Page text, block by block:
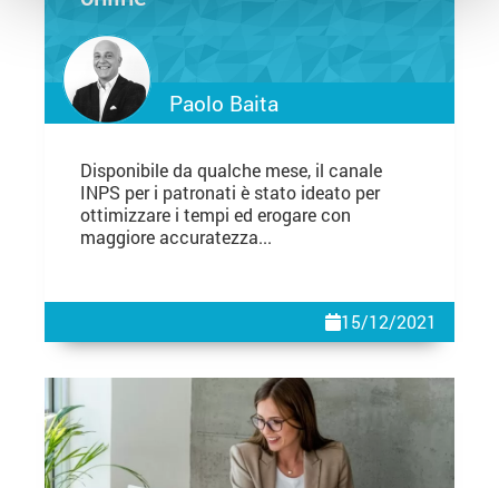
Disponibile da qualche mese, il canale
INPS per i patronati è stato ideato per
ottimizzare i tempi ed erogare con
maggiore accuratezza...
Paolo Baita
15/12/2021